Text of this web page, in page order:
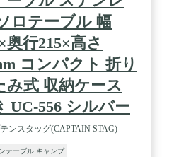
ロテーブル 幅
奥行215×高さ
コンパクト 折り
み式 収納ケース
UC-556 シルバー
ンスタッグ(CAPTAIN STAG)
テーブル キャンプ